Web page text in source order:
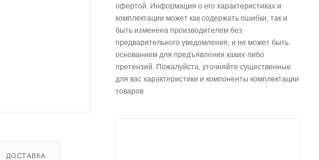
ДОСТАВКА
офертой. Информация о его характеристиках и
комплектации может как содержать ошибки, так и
быть изменена производителем без
предварительного уведомления, и не может быть
основанием для предъявления каких-либо
претензий. Пожалуйста, уточняйте существенные
для вас характеристики и компоненты комплектации
товаров